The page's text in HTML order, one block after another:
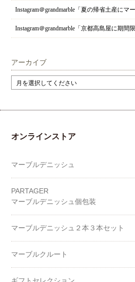
Instagram＠grandmarble「夏の帰省土産にマ
Instagram＠grandmarble「京都高島屋に期間
アーカイブ
オンラインストア
マーブルデニッシュ
PARTAGER
マーブルデニッシュ個包装
マーブルデニッシュ２本３本セット
マーブルクルート
ギフトセレクション